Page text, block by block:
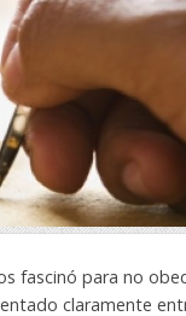
fascinó para no
claramente